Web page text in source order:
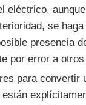
eléctrico,
se
presencia
por error a
para